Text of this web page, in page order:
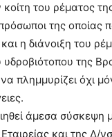
κοίτη του ρέματος
της
η διάνοιξη του
υδροβιότοπου της
πλημμυρίζει όχι
άμεσα σύσκεψη
και της